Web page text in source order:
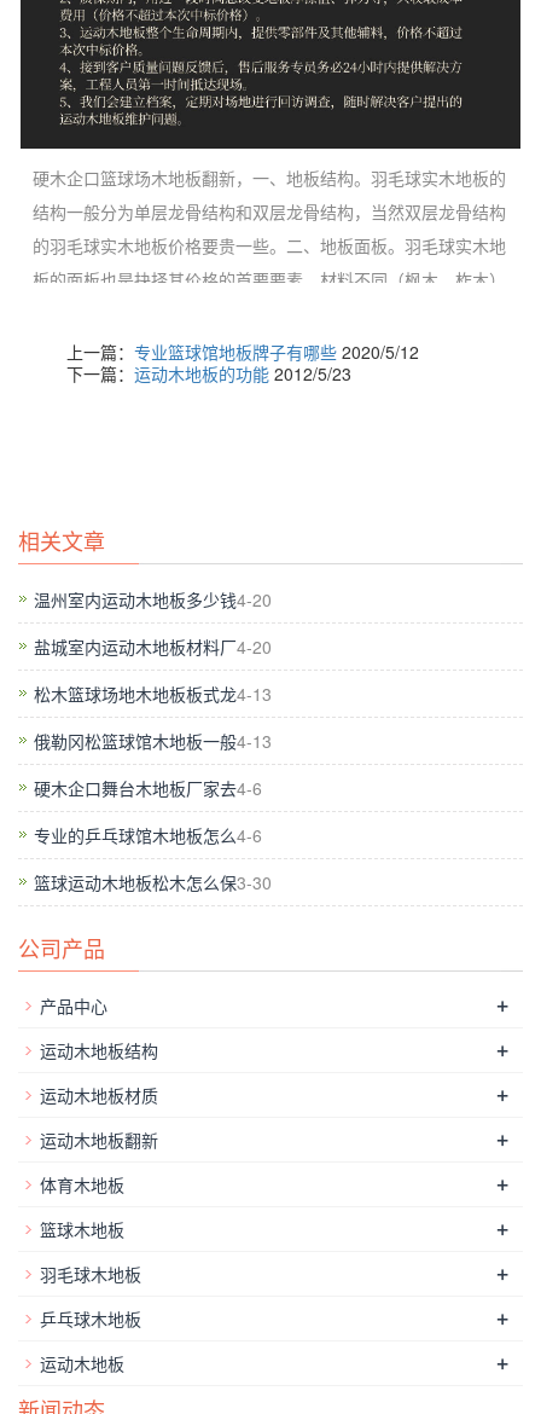
硬木企口篮球场木地板翻新，一、地板结构。羽毛球实木地板的
结构一般分为单层龙骨结构和双层龙骨结构，当然双层龙骨结构
的羽毛球实木地板价格要贵一些。二、地板面板。羽毛球实木地
板的面板也是抉择其价格的首要要素，材料不同（枫木、柞木）
板龙骨。羽毛球实木地板的龙骨材料（松木，杉木，柞木，橡木
等）选择不同，是否通过防腐处理，这些都抉择了其价格的不
格上天然会有必定的优惠。正是由于羽毛球实木地板的出产工艺
较高。但是比较其它铺装材料，仍是羽毛球实木地板性价比高。
防滑途层更防滑：我们在球场上看到的那些球队的标明，还有线
条这类的东西，都是经过特其他办法张贴上去，并不是直接制造
在地板上的。地板供货商还会为地板涂上一层高光泽聚氨酯，前
是涂了防滑涂层的，亮面是因为电视转播需求，这样的地板耐久
更好，抵触系数更大，球赛傍边的汗水滴在上面，擦一下就擦掉
了，而一般家庭的地板就会很滑。硬木企口篮球场木地板翻新。
上一篇： 专业篮球馆地板牌子有哪些 2020/5/12
下一篇： 运动木地板的功能 2012/5/23
相关文章
温州室内运动木地板多少钱4-20
盐城室内运动木地板材料厂4-20
松木篮球场地木地板板式龙4-13
俄勒冈松篮球馆木地板一般4-13
硬木企口舞台木地板厂家去4-6
专业的乒乓球馆木地板怎么4-6
篮球运动木地板松木怎么保3-30
公司产品
产品中心 +
运动木地板结构 +
运动木地板材质 +
运动木地板翻新 +
体育木地板 +
篮球木地板 +
羽毛球木地板 +
乒乓球木地板 +
运动木地板 +